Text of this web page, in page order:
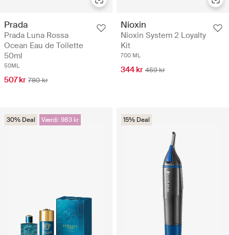
Prada
Prada Luna Rossa
Ocean Eau de Toilette
50ml
50ML
507 kr 780 kr
Nioxin
Nioxin System 2 Loyalty
Kit
700 ML
344 kr 459 kr
30% Deal Værdi: 983 kr 15% Deal